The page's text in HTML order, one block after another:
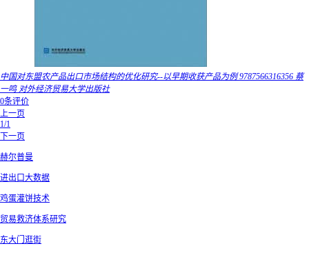
中国对东盟农产品出口市场结构的优化研究--以早期收获产品为例 9787566316356 蔡
一鸣 对外经济贸易大学出版社
0条评价
上一页
1/1
下一页
赫尔普曼
进出口大数据
鸡蛋灌饼技术
贸易救济体系研究
东大门逛街